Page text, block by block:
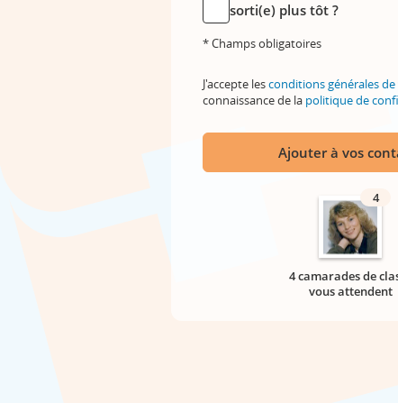
sorti(e) plus tôt ?
* Champs obligatoires
J'accepte lesconditions générales
connaissance de la politique de
Ajouter à vos
4
4 camarades de
vous attendent